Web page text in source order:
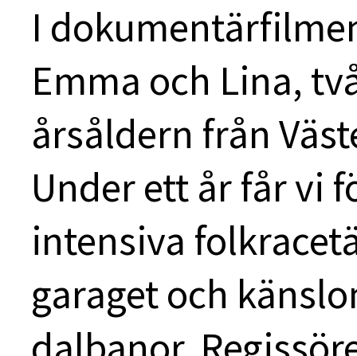
I
Emma och Lina,
årsåldern från
Under ett år får vi
intensiva
garaget och